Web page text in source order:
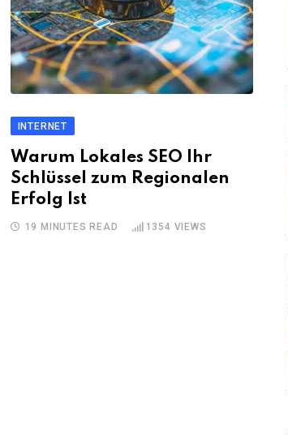
INTERNET
Warum Lokales SEO Ihr
Schlüssel zum Regionalen
Erfolg Ist
19 MINUTES READ 1354 VIEWS